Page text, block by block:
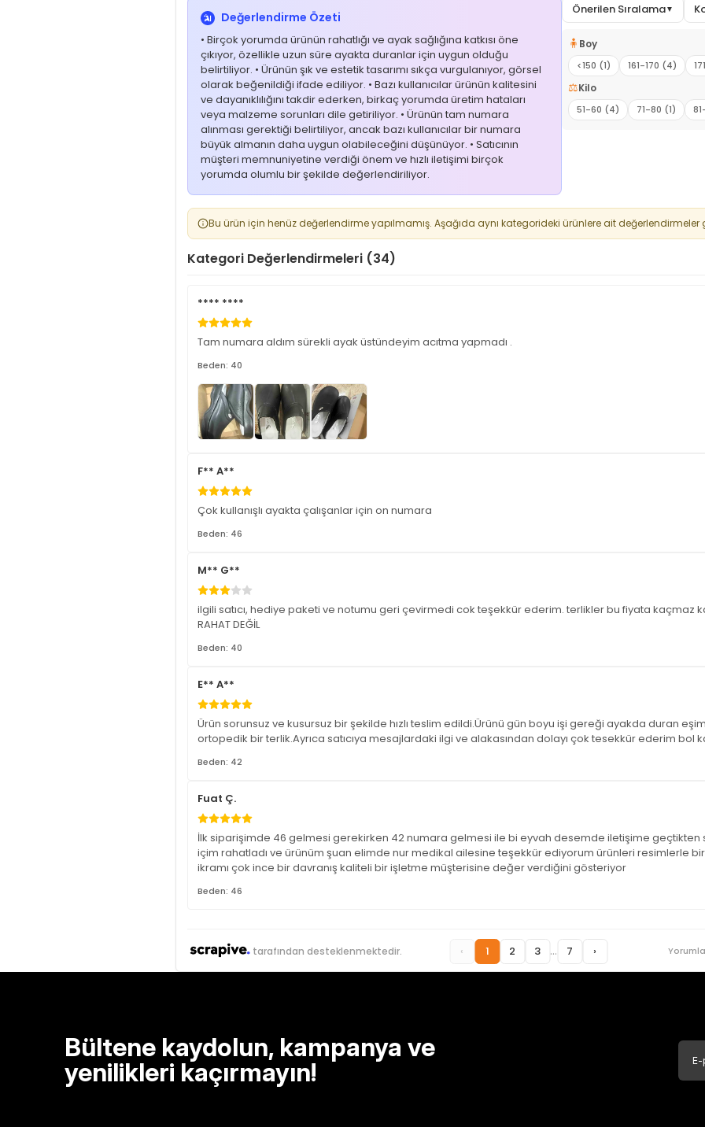
Değerlendirme Özeti
• Birçok yorumda ürünün rahatlığı ve ayak sağlığına katkısı öne
çıkıyor, özellikle uzun süre ayakta duranlar için uygun olduğu
belirtiliyor. • Ürünün şık ve estetik tasarımı sıkça vurgulanıyor, görsel
olarak beğenildiği ifade ediliyor. • Bazı kullanıcılar ürünün kalitesini
ve dayanıklılığını takdir ederken, birkaç yorumda üretim hataları
veya malzeme sorunları dile getiriliyor. • Ürünün tam numara
alınması gerektiği belirtiliyor, ancak bazı kullanıcılar bir numara
büyük almanın daha uygun olabileceğini düşünüyor. • Satıcının
müşteri memnuniyetine verdiği önem ve hızlı iletişimi birçok
yorumda olumlu bir şekilde değerlendiriliyor.
Önerilen Sıralama▼
🧍 Boy
<150 (1)
161-170 (4)
⚖️Kilo
51-60 (4)
71-80 (1)
Bu ürün için henüz değerlendirme yapılmamış. Aşağıda aynı kategorideki ürünlere ait değerlendirmeler
Kategori Değerlendirmeleri (34)
**** ****
Tam numara aldım sürekli ayak üstündeyim acıtma yapmadı .
Beden: 40
F** A**
Çok kullanışlı ayakta çalışanlar için on numara
Beden: 46
M** G**
ilgili satıcı, hediye paketi ve notumu geri çevirmedi cok teşekkür ederim. terlikler bu fiyata kaçmaz
RAHAT DEĞİL
Beden: 40
E** A**
Ürün sorunsuz ve kusursuz bir şekilde hızlı teslim edildi.Ürünü gün boyu işi gereği ayakda duran
ortopedik bir terlik.Ayrıca satıcıya mesajlardaki ilgi ve alakasından dolayı çok tesekkür ederim bol
Beden: 42
Fuat Ç.
İlk siparişimde 46 gelmesi gerekirken 42 numara gelmesi ile bi eyvah desemde iletişime geçtikten
içim rahatladı ve ürünüm şuan elimde nur medikal ailesine teşekkür ediyorum ürünleri resimlerle
ikramı çok ince bir davranış kaliteli bir işletme müşterisine değer verdiğini gösteriyor
Beden: 46
tarafından desteklenmektedir. ‹ 1 2 3 ... 7 ›
Bültene kaydolun, kampanya ve
yenilikleri kaçırmayın!